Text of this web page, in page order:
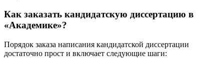
Как заказать кандидатскую диссертацию в
«Академике»?
Порядок заказа написания кандидатской диссертации
достаточно прост и включает следующие шаги: